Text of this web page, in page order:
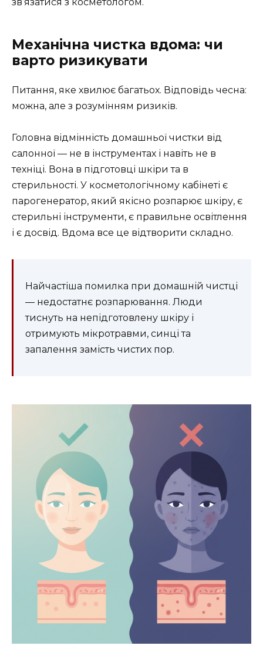
Механічна чистка вдома: чи
варто ризикувати
Питання, яке хвилює багатьох. Відповідь чесна:
можна, але з розумінням ризиків.
Головна відмінність домашньої чистки від
салонної — не в інструментах і навіть не в
техніці. Вона в підготовці шкіри та в
стерильності. У косметологічному кабінеті є
парогенератор, який якісно розпарює шкіру, є
стерильні інструменти, є правильне освітлення
і є досвід. Вдома все це відтворити складно.
Найчастіша помилка при домашній чистці
— недостатнє розпарювання. Люди
тиснуть на непідготовлену шкіру і
отримують мікротравми, синці та
запалення замість чистих пор.